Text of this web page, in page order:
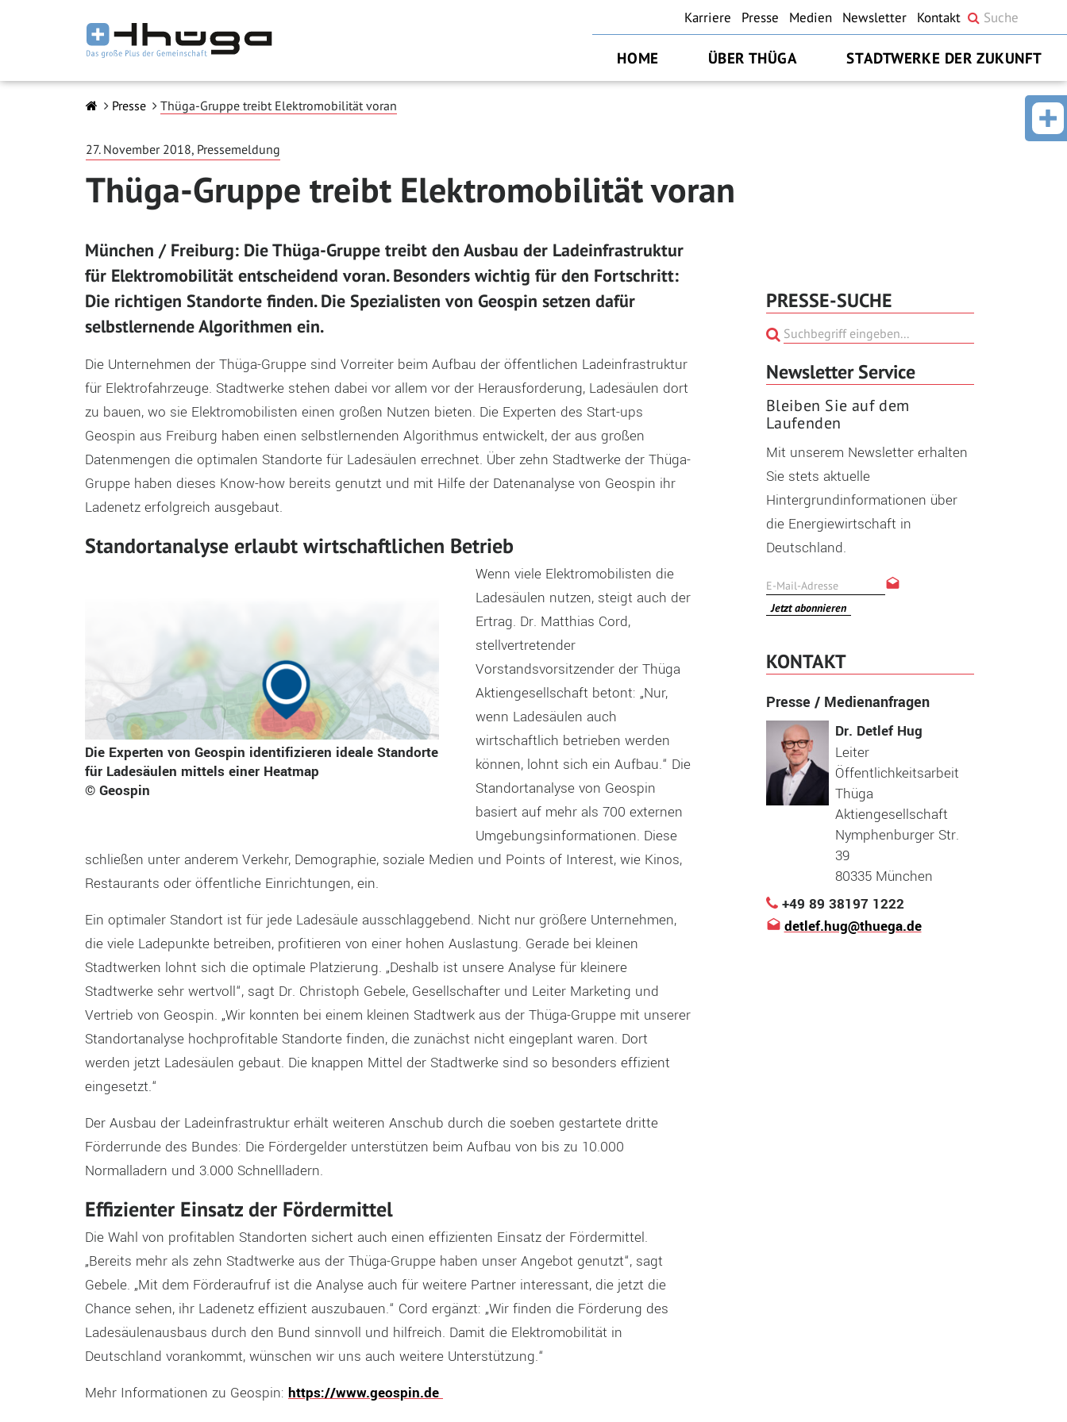
Karriere Presse Medien Newsletter Kontakt
HOME ÜBER THÜGA STADTWERKE DER ZUKUNFT
Presse Thüga-Gruppe treibt Elektromobilität voran
27. November 2018, Pressemeldung
Thüga-Gruppe treibt Elektromobilität voran
München / Freiburg: Die Thüga-Gruppe treibt den Ausbau der Ladeinfrastruktur
für Elektromobilität entscheidend voran. Besonders wichtig für den Fortschritt:
Die richtigen Standorte finden. Die Spezialisten von Geospin setzen dafür
selbstlernende Algorithmen ein.
Die Unternehmen der Thüga-Gruppe sind Vorreiter beim Aufbau der öffentlichen Ladeinfrastruktur
für Elektrofahrzeuge. Stadtwerke stehen dabei vor allem vor der Herausforderung, Ladesäulen dort
zu bauen, wo sie Elektromobilisten einen großen Nutzen bieten. Die Experten des Start-ups
Geospin aus Freiburg haben einen selbstlernenden Algorithmus entwickelt, der aus großen
Datenmengen die optimalen Standorte für Ladesäulen errechnet. Über zehn Stadtwerke der Thüga-
Gruppe haben dieses Know-how bereits genutzt und mit Hilfe der Datenanalyse von Geospin ihr
Ladenetz erfolgreich ausgebaut.
Standortanalyse erlaubt wirtschaftlichen Betrieb
Die Experten von Geospin identifizieren ideale Standorte
für Ladesäulen mittels einer Heatmap
© Geospin
Wenn viele Elektromobilisten die
Ladesäulen nutzen, steigt auch der
Ertrag. Dr. Matthias Cord,
stellvertretender
Vorstandsvorsitzender der Thüga
Aktiengesellschaft betont: „Nur,
wenn Ladesäulen auch
wirtschaftlich betrieben werden
können, lohnt sich ein Aufbau.“ Die
Standortanalyse von Geospin
basiert auf mehr als 700 externen
Umgebungsinformationen. Diese
schließen unter anderem Verkehr, Demographie, soziale Medien und Points of Interest, wie Kinos,
Restaurants oder öffentliche Einrichtungen, ein.
Ein optimaler Standort ist für jede Ladesäule ausschlaggebend. Nicht nur größere Unternehmen,
die viele Ladepunkte betreiben, profitieren von einer hohen Auslastung. Gerade bei kleinen
Stadtwerken lohnt sich die optimale Platzierung. „Deshalb ist unsere Analyse für kleinere
Stadtwerke sehr wertvoll“, sagt Dr. Christoph Gebele, Gesellschafter und Leiter Marketing und
Vertrieb von Geospin. „Wir konnten bei einem kleinen Stadtwerk aus der Thüga-Gruppe mit unserer
Standortanalyse hochprofitable Standorte finden, die zunächst nicht eingeplant waren. Dort
werden jetzt Ladesäulen gebaut. Die knappen Mittel der Stadtwerke sind so besonders effizient
eingesetzt.“
Der Ausbau der Ladeinfrastruktur erhält weiteren Anschub durch die soeben gestartete dritte
Förderrunde des Bundes: Die Fördergelder unterstützen beim Aufbau von bis zu 10.000
Normalladern und 3.000 Schnellladern.
Effizienter Einsatz der Fördermittel
Die Wahl von profitablen Standorten sichert auch einen effizienten Einsatz der Fördermittel.
„Bereits mehr als zehn Stadtwerke aus der Thüga-Gruppe haben unser Angebot genutzt“, sagt
Gebele. „Mit dem Förderaufruf ist die Analyse auch für weitere Partner interessant, die jetzt die
Chance sehen, ihr Ladenetz effizient auszubauen.“ Cord ergänzt: „Wir finden die Förderung des
Ladesäulenausbaus durch den Bund sinnvoll und hilfreich. Damit die Elektromobilität in
Deutschland vorankommt, wünschen wir uns auch weitere Unterstützung.“
Mehr Informationen zu Geospin: https://www.geospin.de
PRESSE-SUCHE
Newsletter Service
Bleiben Sie auf dem
Laufenden
Mit unserem Newsletter erhalten
Sie stets aktuelle
Hintergrundinformationen über
die Energiewirtschaft in
Deutschland.
Jetzt abonnieren
KONTAKT
Presse / Medienanfragen
Dr. Detlef Hug
Leiter
Öffentlichkeitsarbeit
Thüga
Aktiengesellschaft
Nymphenburger Str.
39
80335 München
+49 89 38197 1222
detlef.hug@thuega.de